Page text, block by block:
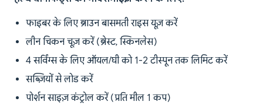
फाइबर के लिए ब्राउन बासमती राइस यूज़ करें
लीन चिकन चूज़ करें (ब्रेस्ट, स्किनलेस)
4 सर्विंग्स के लिए ऑयल/घी को 1-2 टीस्पून तक लिमिट करें
सब्ज़ियों से लोड करें
पोर्शन साइज़ कंट्रोल करें (प्रति मील 1 कप)